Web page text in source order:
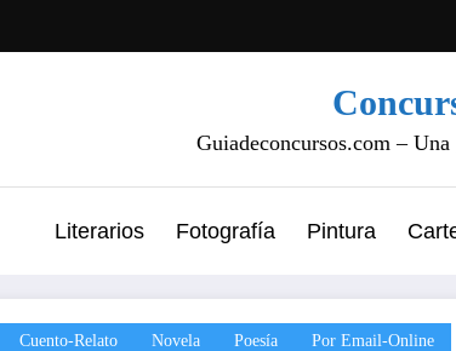
Guiadeconcursos.com –
Literarios Fotografía Pintura
Cuento-Relato Novela Poesía Por Email-Online